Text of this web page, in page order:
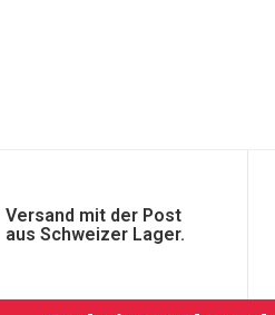
Versand mit der Post
aus Schweizer Lager.